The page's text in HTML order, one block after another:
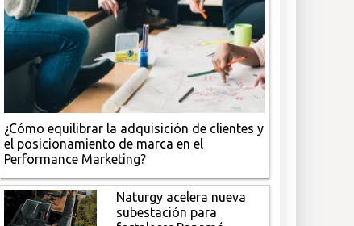
¿Cómo equilibrar la adquisición de clientes y
el posicionamiento de marca en el
Performance Marketing?
Naturgy acelera nueva
subestación para